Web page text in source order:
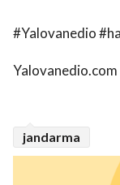
#Yalovanedio
Yalovanedio.com
jandarma